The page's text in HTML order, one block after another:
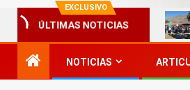
EXCLUSIVO
ÚLTIMAS NOTICIAS
en Coquimbo Minera Los
NOTICIAS